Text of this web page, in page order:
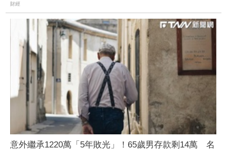
財經
意外繼承1220萬「5年敗光」！65歲男存款剩14萬 名